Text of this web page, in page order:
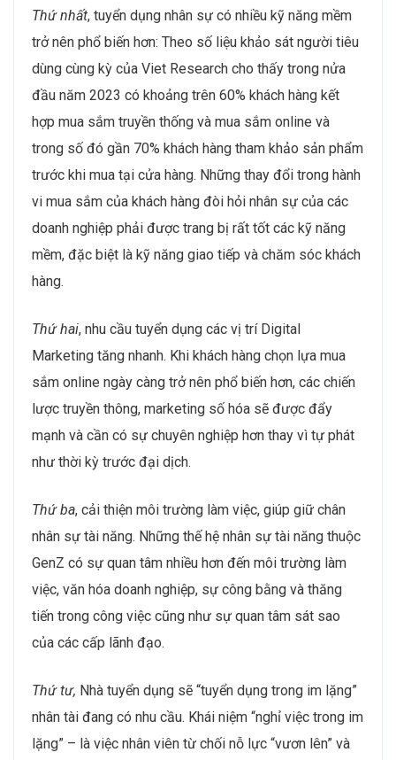
Thứ nhất, tuyển dụng nhân sự có nhiều kỹ năng mềm
trở nên phổ biến hơn: Theo số liệu khảo sát người tiêu
dùng cùng kỳ của Viet Research cho thấy trong nửa
đầu năm 2023 có khoảng trên 60% khách hàng kết
hợp mua sắm truyền thống và mua sắm online và
trong số đó gần 70% khách hàng tham khảo sản phẩm
trước khi mua tại cửa hàng. Những thay đổi trong hành
vi mua sắm của khách hàng đòi hỏi nhân sự của các
doanh nghiệp phải được trang bị rất tốt các kỹ năng
mềm, đặc biệt là kỹ năng giao tiếp và chăm sóc khách
hàng.
Thứ hai, nhu cầu tuyển dụng các vị trí Digital
Marketing tăng nhanh. Khi khách hàng chọn lựa mua
sắm online ngày càng trở nên phổ biến hơn, các chiến
lược truyền thông, marketing số hóa sẽ được đẩy
mạnh và cần có sự chuyên nghiệp hơn thay vì tự phát
như thời kỳ trước đại dịch.
Thứ ba, cải thiện môi trường làm việc, giúp giữ chân
nhân sự tài năng. Những thế hệ nhân sự tài năng thuộc
GenZ có sự quan tâm nhiều hơn đến môi trường làm
việc, văn hóa doanh nghiệp, sự công bằng và thăng
tiến trong công việc cũng như sự quan tâm sát sao
của các cấp lãnh đạo.
Thứ tư, Nhà tuyển dụng sẽ “tuyển dụng trong im lặng”
nhân tài đang có nhu cầu. Khái niệm “nghỉ việc trong im
lặng” – là việc nhân viên từ chối nỗ lực “vươn lên” và